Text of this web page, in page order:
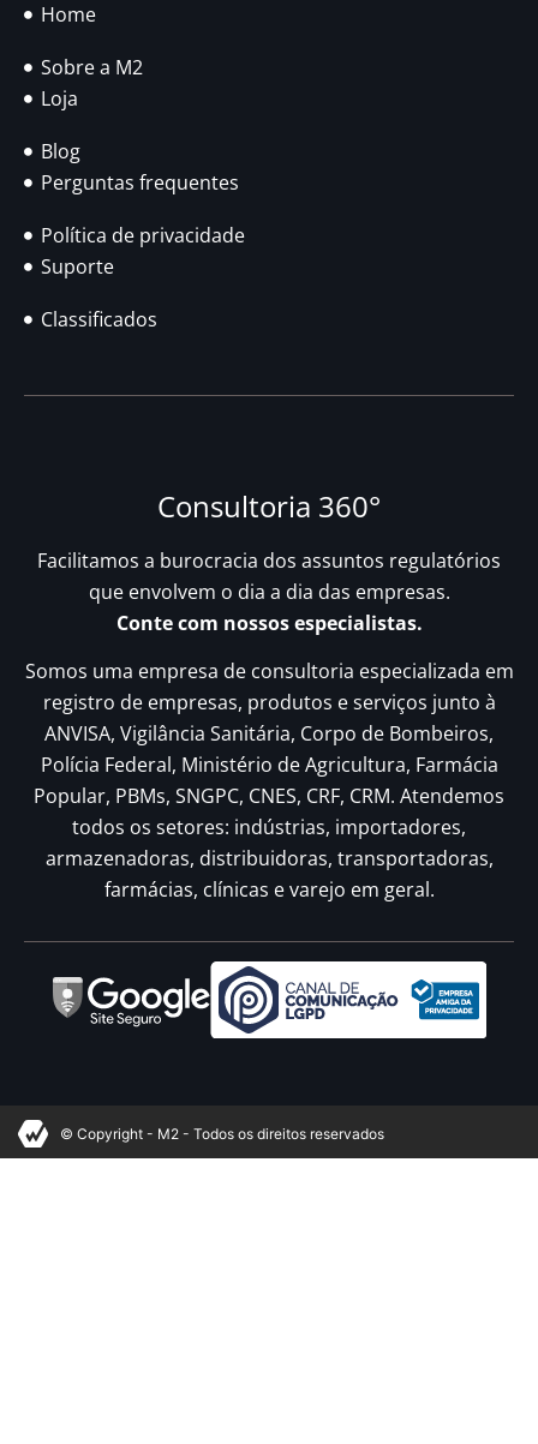
Home
Sobre a M2
Loja
Blog
Perguntas frequentes
Política de privacidade
Suporte
Classificados
Consultoria 360°
Facilitamos a burocracia dos assuntos regulatórios
que envolvem o dia a dia das empresas.
Conte com nossos especialistas.
Somos uma empresa de consultoria especializada em
registro de empresas, produtos e serviços junto à
ANVISA, Vigilância Sanitária, Corpo de Bombeiros,
Polícia Federal, Ministério de Agricultura, Farmácia
Popular, PBMs, SNGPC, CNES, CRF, CRM. Atendemos
todos os setores: indústrias, importadores,
armazenadoras, distribuidoras, transportadoras,
farmácias, clínicas e varejo em geral.
© Copyright - M2 - Todos os direitos reservados